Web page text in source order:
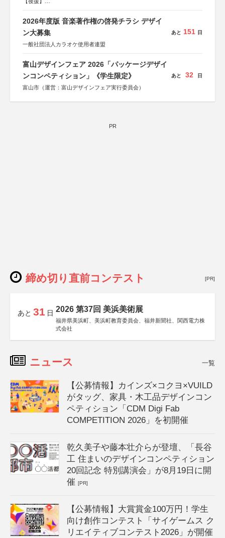
会、森林火災対策協会
2026年度版 音楽著作権の啓発チラシ デザイ
ン大募集
一般社団法人カラオケ使用者連盟
あと 151 日
富山デザインフェア 2026「パッケージデザイ
ンコンペティション」《学生限定》
富山市（運営：富山デザインフェア実行委員会）
あと 32 日
PR
締め切り直前コンテスト [PR]
あと 31 日 2026 第37回 美浜美術展
福井県美浜町、美浜町教育委員会、福井新聞社、関西電力株
式会社
ニュース 一覧
【公募情報】カインズ×コクヨ×VUILD
がタッグ、家具・木工品デザインコン
ペティション「CDM Digi Fab
COMPETITION 2026」を初開催
乾久美子や藤本壮介らが登壇、「長谷
工 住まいのデザインコンペティション
20回記念 特別講演会」が8月19日に開
催[PR]
【公募情報】大賞賞金100万円！学生
向け創作コンテスト「サイゲームス ク
リエイティブコンテスト2026」が開催